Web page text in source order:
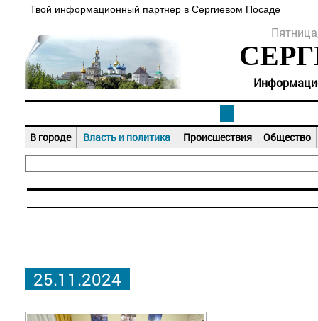
Твой информационный партнер в Сергиевом Посаде
В городе Власть и политика Происшествия Общество
25.11.2024